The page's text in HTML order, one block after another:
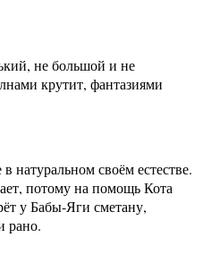
не большой и не
крутит, фантазиями
натуральном своём естестве.
потому на помощь Кота
у Бабы-Яги сметану,
рано.